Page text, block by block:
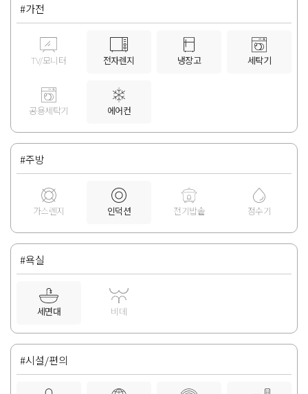
#가전
TV/모니터 전자렌지 냉장고 세탁기
공용세탁기 에어컨
#주방
가스렌지 인덕션 전기밥솥 정수기
#욕실
세면대 비데
#시설/편의